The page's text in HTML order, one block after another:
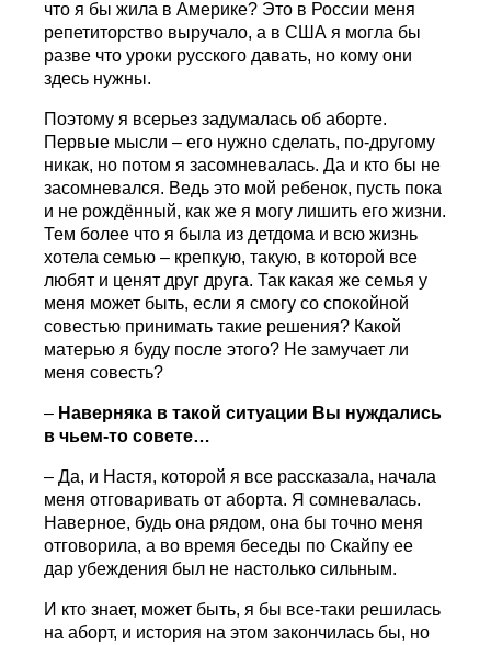
что я бы жила в Америке? Это в России меня
репетиторство выручало, а в США я могла бы
разве что уроки русского давать, но кому они
здесь нужны.
Поэтому я всерьез задумалась об аборте.
Первые мысли – его нужно сделать, по-другому
никак, но потом я засомневалась. Да и кто бы не
засомневался. Ведь это мой ребенок, пусть пока
и не рождённый, как же я могу лишить его жизни.
Тем более что я была из детдома и всю жизнь
хотела семью – крепкую, такую, в которой все
любят и ценят друг друга. Так какая же семья у
меня может быть, если я смогу со спокойной
совестью принимать такие решения? Какой
матерью я буду после этого? Не замучает ли
меня совесть?
– Наверняка в такой ситуации Вы нуждались
в чьем-то совете…
– Да, и Настя, которой я все рассказала, начала
меня отговаривать от аборта. Я сомневалась.
Наверное, будь она рядом, она бы точно меня
отговорила, а во время беседы по Скайпу ее
дар убеждения был не настолько сильным.
И кто знает, может быть, я бы все-таки решилась
на аборт, и история на этом закончилась бы, но